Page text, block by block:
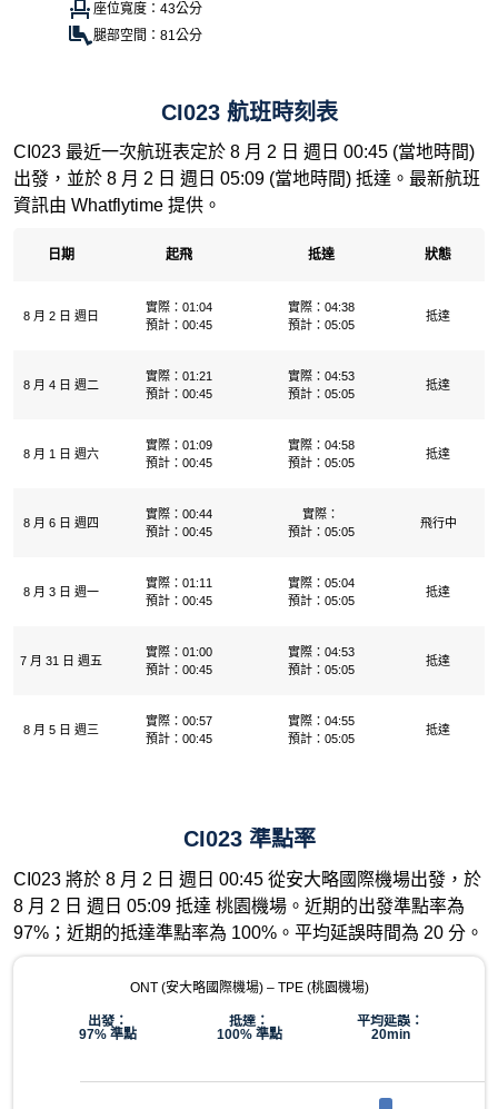
座位寬度：43公分
腿部空間：81公分
CI023 航班時刻表
CI023 最近一次航班表定於 8 月 2 日 週日 00:45 (當地時間)
出發，並於 8 月 2 日 週日 05:09 (當地時間) 抵達。最新航班
資訊由 Whatflytime 提供。
日期 起飛 抵達 狀態
8 月 2 日 週日
實際：01:04
預計：00:45
實際：04:38
預計：05:05
抵達
8 月 4 日 週二
實際：01:21
預計：00:45
實際：04:53
預計：05:05
抵達
8 月 1 日 週六
實際：01:09
預計：00:45
實際：04:58
預計：05:05
抵達
8 月 6 日 週四
實際：00:44
預計：00:45
實際：
預計：05:05
飛行中
8 月 3 日 週一
實際：01:11
預計：00:45
實際：05:04
預計：05:05
抵達
7 月 31 日 週五
實際：01:00
預計：00:45
實際：04:53
預計：05:05
抵達
8 月 5 日 週三
實際：00:57
預計：00:45
實際：04:55
預計：05:05
抵達
CI023 準點率
CI023 將於 8 月 2 日 週日 00:45 從安大略國際機場出發，於
8 月 2 日 週日 05:09 抵達 桃園機場。近期的出發準點率為
97%；近期的抵達準點率為 100%。平均延誤時間為 20 分。
ONT (安大略國際機場) – TPE (桃園機場)
出發：
97% 準點
抵達：
100% 準點
平均延誤：
20min